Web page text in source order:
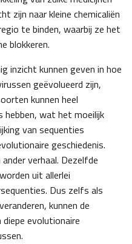
zijn naar kleine chemicaliën
te binden, waarbij ze het
blokkeren.
inzicht kunnen geven in hoe
geëvolueerd zijn,
kunnen heel
hebben, wat het moeilijk
van sequenties
geschiedenis.
verhaal. Dezelfde
uit allerlei
Dus zelfs als
kunnen de
evolutionaire